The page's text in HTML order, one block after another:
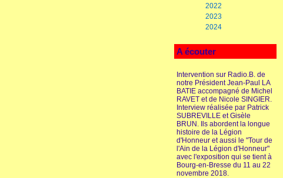
2022
2023
2024
A écouter
Intervention sur Radio.B. de
notre Président Jean-Paul LA
BATIE accompagné de Michel
RAVET et de Nicole SINGIER.
Interview réalisée par Patrick
SUBREVILLE et Gisèle
BRUN. Ils abordent la longue
histoire de la Légion
d'Honneur et aussi le "Tour de
l'Ain de la Légion d'Honneur"
avec l'exposition qui se tient à
Bourg-en-Bresse du 11 au 22
novembre 2018.